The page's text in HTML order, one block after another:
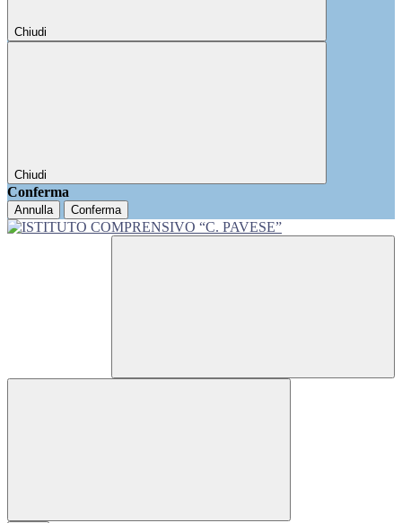
Chiudi
Chiudi
Conferma
Annulla Conferma